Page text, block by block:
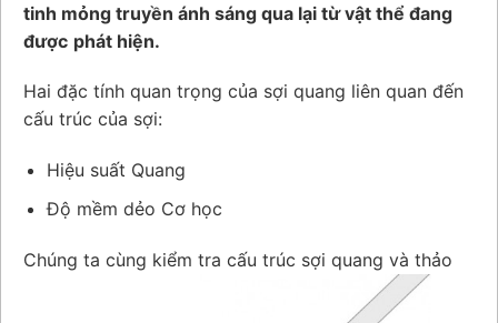
tinh mỏng truyền ánh sáng qua lại từ vật thể đang
được phát hiện.
Hai đặc tính quan trọng của sợi quang liên quan đến
cấu trúc của sợi:
Hiệu suất Quang
Độ mềm dẻo Cơ học
Chúng ta cùng kiểm tra cấu trúc sợi quang và thảo